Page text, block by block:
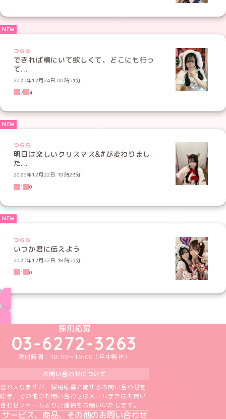
つらら
できれば横にいて欲しくて、どこにも行っ
て...
2025年12月24日 00時51分
2
4
つらら
明日は楽しいクリスマス&#が変わりまし
た...
2025年12月22日 19時23分
1
0
つらら
いつか君に伝えよう
2025年12月22日 18時59分
1
0
めいどりーみんTikTok公式アカウント
めいどりーみんX公式アカウント
めいどりーみんInstagram公式アカウント
めいどりーみんFacebook公式アカウン
めいどりーみんYouTube公式アカ
採用応募
03-6272-3263
受付時間：10:00～19:00（年中無休）
お問い合わせについて
恐れ入りますが、採用応募に関するお問い合わせを
除き、その他のお問い合わせはメールまたはお問い
合わせフォームよりご連絡をお願いいたします。
サービス、商品、その他のお問い合わせ